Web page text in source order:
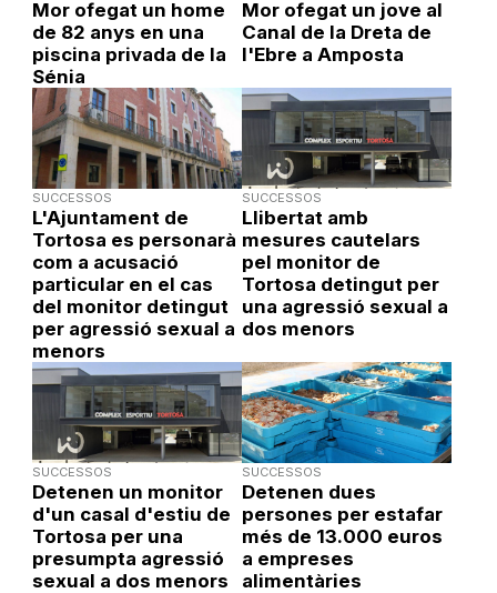
Mor ofegat un home
de 82 anys en una
piscina privada de la
Sénia
Mor ofegat un jove al
Canal de la Dreta de
l'Ebre a Amposta
SUCCESSOS
L'Ajuntament de
Tortosa es personarà
com a acusació
particular en el cas
del monitor detingut
per agressió sexual a
menors
SUCCESSOS
Llibertat amb
mesures cautelars
pel monitor de
Tortosa detingut per
una agressió sexual a
dos menors
SUCCESSOS
Detenen un monitor
d'un casal d'estiu de
Tortosa per una
presumpta agressió
sexual a dos menors
SUCCESSOS
Detenen dues
persones per estafar
més de 13.000 euros
a empreses
alimentàries